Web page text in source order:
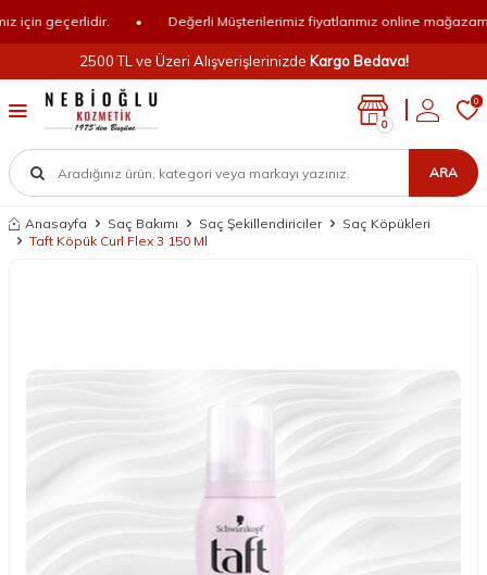
için geçerlidir. Değerli Müşterilerimiz fiyatlarımız online
2500 TL ve Üzeri Alışverişlerinizde Kargo Bedava!
ARA
0
0
Anasayfa Saç Bakımı Saç Şekillendiriciler
Saç Köpükleri
Taft Köpük Curl Flex 3 150 Ml